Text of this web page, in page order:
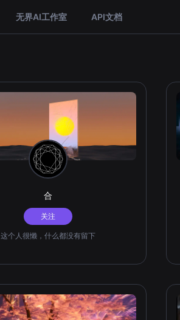
无界AI工作室 API文档
合
关注
这个人很懒，什么都没有留下